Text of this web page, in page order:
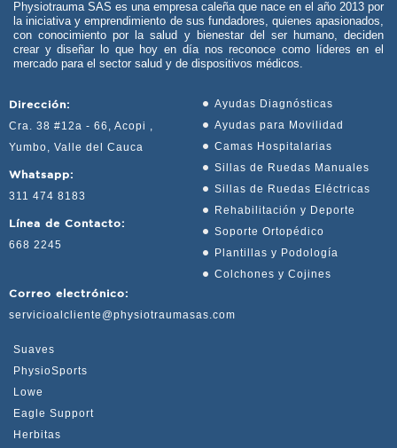
Physiotrauma SAS es una empresa caleña que nace en el año 2013 por
la iniciativa y emprendimiento de sus fundadores, quienes apasionados,
con conocimiento por la salud y bienestar del ser humano, deciden
crear y diseñar lo que hoy en día nos reconoce como líderes en el
mercado para el sector salud y de dispositivos médicos.
Dirección:
Cra. 38 #12a - 66, Acopi ,
Yumbo, Valle del Cauca
Whatsapp:
311 474 8183
Línea de Contacto:
668 2245
Correo electrónico:
servicioalcliente@physiotraumasas.com
Ayudas Diagnósticas
Ayudas para Movilidad
Camas Hospitalarias
Sillas de Ruedas Manuales
Sillas de Ruedas Eléctricas
Rehabilitación y Deporte
Soporte Ortopédico
Plantillas y Podología
Colchones y Cojines
Suaves
PhysioSports
Lowe
Eagle Support
Herbitas